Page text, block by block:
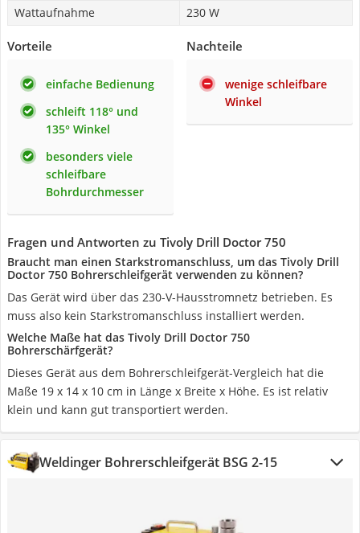
Wattaufnahme
230 W
Vorteile
einfache Bedienung
schleift 118° und
135° Winkel
besonders viele
schleifbare
Bohrdurchmesser
Nachteile
wenige schleifbare
Winkel
Fragen und Antworten zu Tivoly Drill Doctor 750
Braucht man einen Starkstromanschluss, um das Tivoly Drill
Doctor 750 Bohrerschleifgerät verwenden zu können?
Das Gerät wird über das 230-V-Hausstromnetz betrieben. Es
muss also kein Starkstromanschluss installiert werden.
Welche Maße hat das Tivoly Drill Doctor 750
Bohrerschärfgerät?
Dieses Gerät aus dem Bohrerschleifgerät-Vergleich hat die
Maße 19 x 14 x 10 cm in Länge x Breite x Höhe. Es ist relativ
klein und kann gut transportiert werden.
Weldinger Bohrerschleifgerät BSG 2-15